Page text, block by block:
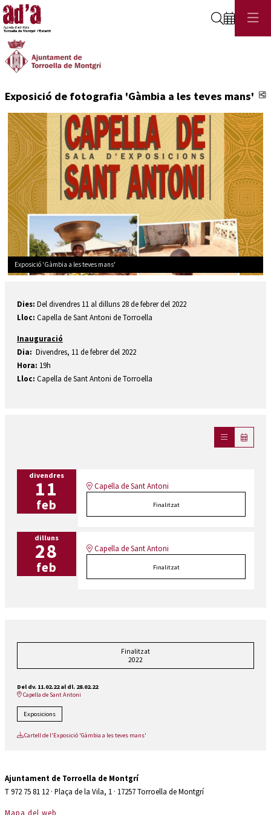
Cerca
Exposició de fotografia 'Gàmbia a les teves mans'
Exposició 'Gàmbia a les teves mans'
Dies: Del divendres 11 al dilluns 28 de febrer del 2022
Lloc: Capella de Sant Antoni de Torroella
Inauguració
Dia: Divendres, 11 de febrer del 2022
Hora: 19h
Lloc: Capella de Sant Antoni de Torroella
divendres
11
feb
Capella de Sant Antoni
Finalitzat
dilluns
28
feb
Capella de Sant Antoni
Finalitzat
Finalitzat
2022
Del dv. 11.02.22al dl. 28.02.22
Capella de Sant Antoni
Exposicions
Cartell de l'Exposició 'Gàmbia a les teves mans'
Ajuntament de Torroella de Montgrí
T 972 75 81 12 · Plaça de la Vila, 1 · 17257 Torroella de Montgrí
Mapa del web